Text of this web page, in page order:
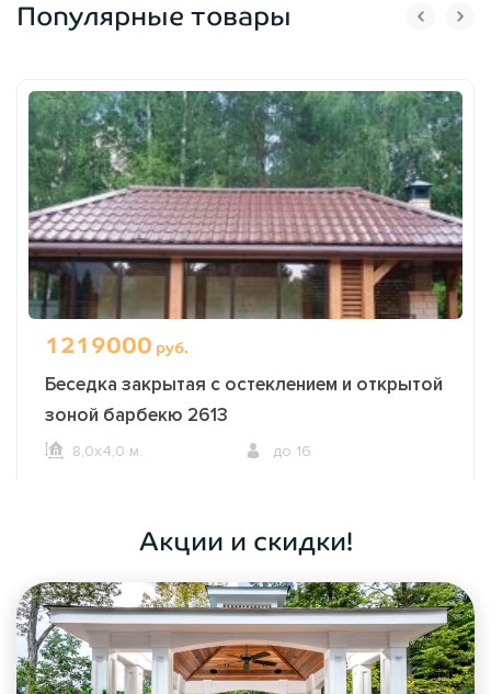
Популярные товары
1219000 руб.
Беседка закрытая с остеклением и открытой
зоной барбекю 2613
8,0х4,0 м. до 16
Акции и скидки!